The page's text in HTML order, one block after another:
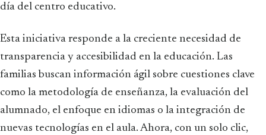
día del centro educativo.
Esta iniciativa responde a la creciente necesidad de
transparencia y accesibilidad en la educación. Las
familias buscan información ágil sobre cuestiones clave
como la metodología de enseñanza, la evaluación del
alumnado, el enfoque en idiomas o la integración de
nuevas tecnologías en el aula. Ahora, con un solo clic,